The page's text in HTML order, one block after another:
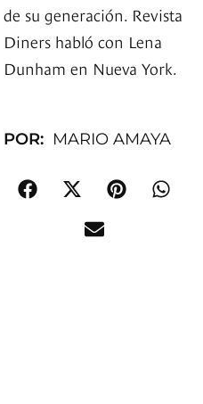
de su generación. Revista
Diners habló con Lena
Dunham en Nueva York.
POR: MARIO AMAYA